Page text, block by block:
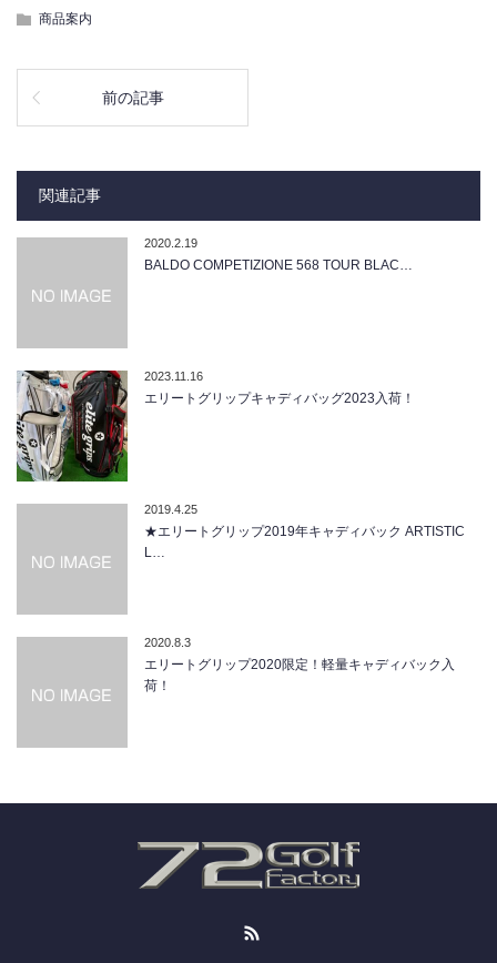
商品案内
前の記事
関連記事
2020.2.19
BALDO COMPETIZIONE 568 TOUR BLAC…
2023.11.16
エリートグリップキャディバッグ2023入荷！
2019.4.25
★エリートグリップ2019年キャディバック ARTISTIC
L…
2020.8.3
エリートグリップ2020限定！軽量キャディバック入
荷！